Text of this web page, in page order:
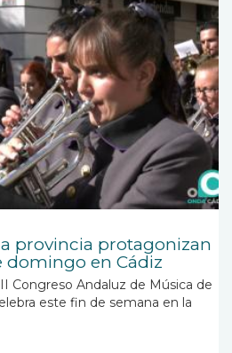
provincia protagonizan
domingo en Cádiz
Congreso Andaluz de Música de
este fin de semana en la